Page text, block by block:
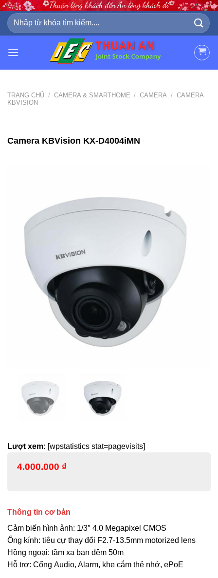
Skip
content
Tìm
kiếm:
TRANG CHỦ / CAMERA & SMARTHOME / CAMERA / CAMERA
KBVISION
Camera KBVision KX-D4004iMN
Lượt xem: [wpstatistics stat=pagevisits]
4.000.000 ₫
Thông tin cơ bản
Cảm biến hình ảnh: 1/3″ 4.0 Megapixel CMOS
Ống kính: tiêu cự thay đổi F2.7-13.5mm motorized lens
Hồng ngoại: tầm xa ban đêm 50m
Hỗ trợ: Cổng Audio, Alarm, khe cắm thẻ nhớ, ePoE